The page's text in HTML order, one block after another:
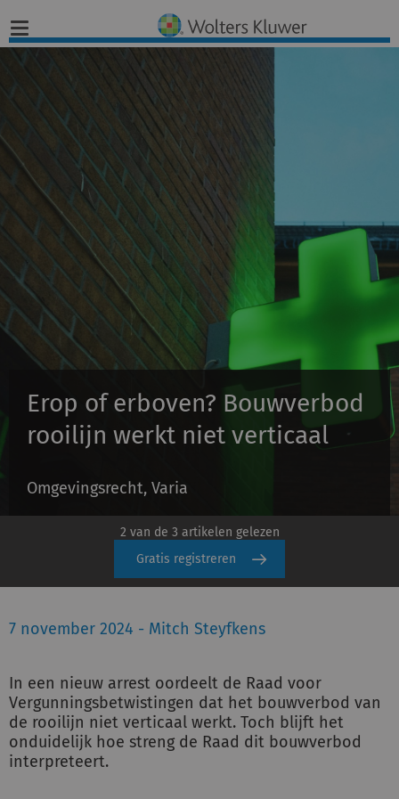
Nieuws
Opinies
Infographics
Producten
Opleidingen
Schulinck Omgevingsrecht Databank
Contact
Inloggen
Erop of erboven? Bouwverbod
rooilijn werkt niet verticaal
Omgevingsrecht, Varia
2 van de 3 artikelen gelezen
Gratis registreren
7 november 2024 - Mitch Steyfkens
In een nieuw arrest oordeelt de Raad voor
Vergunningsbetwistingen dat het bouwverbod van
de rooilijn niet verticaal werkt. Toch blijft het
onduidelijk hoe streng de Raad dit bouwverbod
interpreteert.